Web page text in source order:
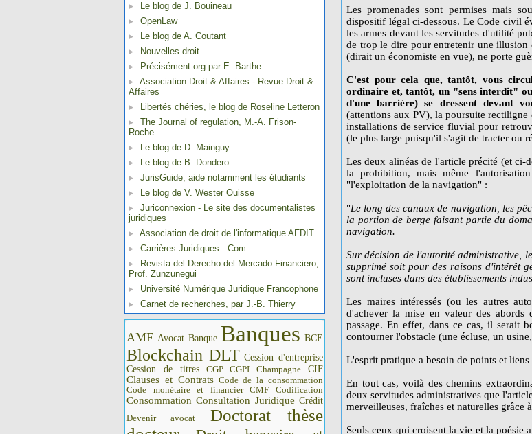
Le blog de J. Bouineau
OpenLaw
Le blog de A. Coutant
Nouvelles droit
Précisément.org par E. Barthe
Association Droit & Affaires - Revue Droit &
Affaires
Libertés chéries, le blog de Roseline Letteron
The Journal of regulation, M.-A. Frison-
Roche
Le blog de D. Mainguy
Le blog de B. Dondero
JurisGuide, aide notamment les étudiants
Le blog de V. Wester Ouisse
Juriconnexion - Le site des documentalistes
juridiques
Association de droit de l'informatique AFDIT
Carrières Juridiques . Com
Revista del Derecho del Mercado Financiero,
Prof. Zunzunegui
Université Numérique Juridique Francophone
Carnet de recherches, par J.-B. Thierry
AMF Avocat Banque Banques BCE
Blockchain DLT Cession d'entreprise
Cession de titres
CGP CGPI Champagne CIF
Clauses et Contrats Code de la consommation
Code monétaire et financier CMF
Codification
Consommation Consultation Juridique Crédit
Devenir avocat
Doctorat thèse
Les promenades sont permises mais
dispositif légal ci-dessous. Le Code civil
les armes devant les servitudes d'utilité
de trop le dire pour entretenir une
(dirait un économiste en vue), ne porte
C'est pour cela que, tantôt, vous
ordinaire et, tantôt, un "sens interdit"
d'une barrière) se dressent devant
(attentions aux PV), la poursuite
installations de service fluvial pour
(le plus large puisqu'il s'agit de tracter ou
Les deux alinéas de l'article précité (et ci-
la prohibition, mais même
"l'exploitation de la navigation" :
"Le long des canaux de navigation, les
la portion de berge faisant partie du
navigation.
Sur décision de l'autorité administrative,
supprimé soit pour des raisons d'intérêt
sont incluses dans des établissements
Les maires intéressés (ou les autres
d'achever la mise en valeur des
passage. En effet, dans ce cas, il serait
contourner l'obstacle (une écluse, un
L'esprit pratique a besoin de points et liens
En tout cas, voilà des chemins
deux servitudes administratives que
merveilleuses, fraîches et naturelles grâce
Seuls ceux qui croisent la vie et la poésie